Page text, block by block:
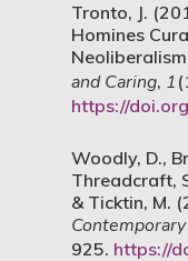
Tronto, J.
Homines
and Caring, 1
https://
Woodly, D.,
Threadcraft,
& Ticktin, M.
925. https://